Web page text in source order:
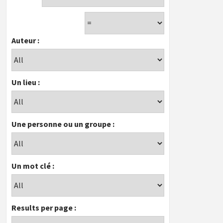
Auteur :
Un lieu :
Une personne ou un groupe :
Un mot clé :
Results per page :